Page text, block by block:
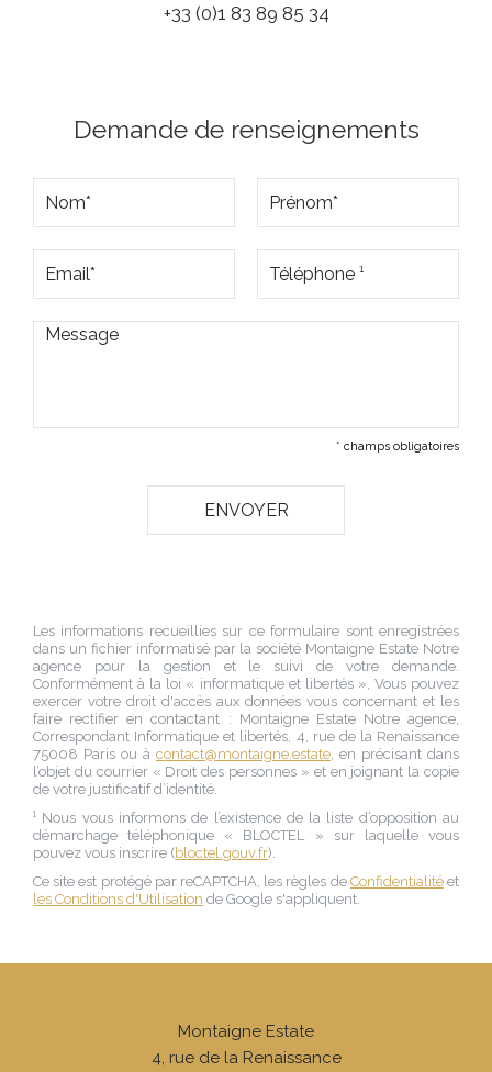
+33 (0)1 83 89 85 34
Demande de renseignements
* champs obligatoires
Les informations recueillies sur ce formulaire sont enregistrées
dans un fichier informatisé par la société Montaigne Estate Notre
agence pour la gestion et le suivi de votre demande.
Conformément à la loi « informatique et libertés », Vous pouvez
exercer votre droit d'accès aux données vous concernant et les
faire rectifier en contactant : Montaigne Estate Notre agence,
Correspondant Informatique et libertés, 4, rue de la Renaissance
75008 Paris ou à contact@montaigne.estate, en précisant dans
l’objet du courrier « Droit des personnes » et en joignant la copie
de votre justificatif d’identité.
¹ Nous vous informons de l’existence de la liste d’opposition au
démarchage téléphonique « BLOCTEL » sur laquelle vous
pouvez vous inscrire (bloctel.gouv.fr).
Ce site est protégé par reCAPTCHA, les règles de Confidentialitéet
les Conditions d'Utilisation de Google s'appliquent.
Montaigne Estate
4, rue de la Renaissance